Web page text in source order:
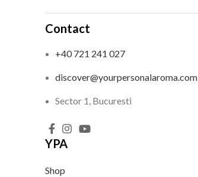
Contact
+40 721 241 027
discover@yourpersonalaroma.com
Sector 1, Bucuresti
YPA
Shop